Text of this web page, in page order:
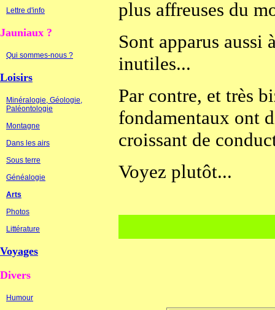
Lettre d'info
Jauniaux ?
Qui sommes-nous ?
Loisirs
Minéralogie, Géologie,
Paléontologie
Montagne
Dans les airs
Sous terre
Généalogie
Arts
Photos
Littérature
Voyages
Divers
Humour
plus affreuses du
Sont apparus aussi
inutiles...
Par contre, et très
fondamentaux ont
croissant de
Voyez plutôt...